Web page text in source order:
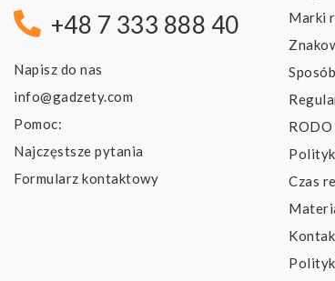
+48 7 333 888 40
Napisz do nas
info@gadzety.com
Pomoc:
Najczęstsze pytania
Formularz kontaktowy
Marki
RODO
Czas